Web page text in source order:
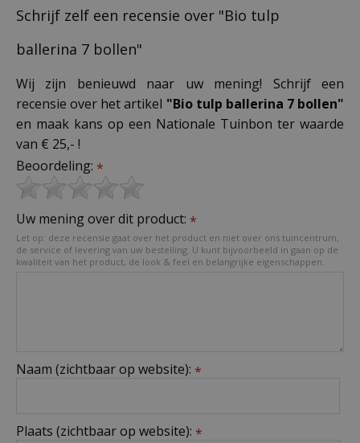
Schrijf zelf een recensie over "Bio tulp
ballerina 7 bollen"
Wij zijn benieuwd naar uw mening! Schrijf een
recensie over het artikel "Bio tulp ballerina 7 bollen"
en maak kans op een Nationale Tuinbon ter waarde
van € 25,- !
Beoordeling: *
Uw mening over dit product: *
Let op: deze recensie gaat over het product en niet over ons tuincentrum,
de service of levering van uw bestelling. U kunt bijvoorbeeld in gaan op de
kwaliteit van het product, de look & feel en belangrijke eigenschappen.
Naam (zichtbaar op website): *
Plaats (zichtbaar op website): *